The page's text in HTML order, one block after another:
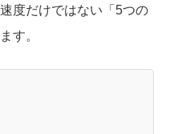
度だけではない「5つの
す。